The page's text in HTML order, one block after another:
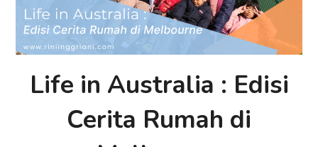
Life in Australia : Edisi
Cerita Rumah di